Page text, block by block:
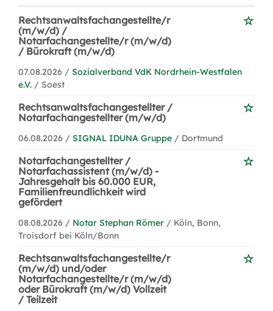
Rechtsanwaltsfachangestellte/r
(m/w/d) /
Notarfachangestellte/r (m/w/d)
/ Bürokraft (m/w/d)
07.08.2026 / Sozialverband VdK Nordrhein-Westfalen
e.V. / Soest
Rechtsanwaltsfachangestellter /
Notarfachangestellter (m/w/d)
06.08.2026 / SIGNAL IDUNA Gruppe / Dortmund
Notarfachangestellter /
Notarfachassistent (m/w/d) -
Jahresgehalt bis 60.000 EUR,
Familienfreundlichkeit wird
gefördert
08.08.2026 / Notar Stephan Römer / Köln, Bonn,
Troisdorf bei Köln/Bonn
Rechtsanwaltsfachangestellte/r
(m/w/d) und/oder
Notarfachangestellte/r (m/w/d)
oder Bürokraft (m/w/d) Vollzeit
/ Teilzeit